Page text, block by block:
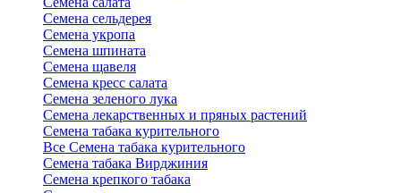
Семена сельдерея
Семена укропа
Семена шпината
Семена щавеля
Семена кресс салата
Семена зеленого лука
Семена лекарственных и пряных растений
Семена табака курительного
Все Семена табака курительного
Семена табака Вирджиния
Семена крепкого табака